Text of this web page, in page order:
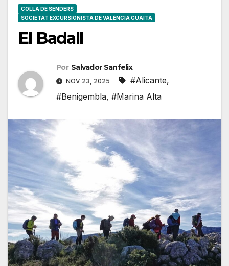
COLLA DE SENDERS
SOCIETAT EXCURSIONISTA DE VALÈNCIA GUAITA
El Badall
Por Salvador Sanfelix
NOV 23, 2025 #Alicante,
#Benigembla, #Marina Alta